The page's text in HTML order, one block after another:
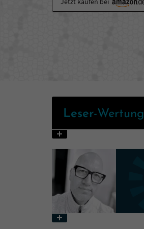
Leser-Wertung